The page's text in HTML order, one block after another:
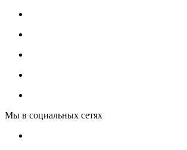
Мы в социальных сетях